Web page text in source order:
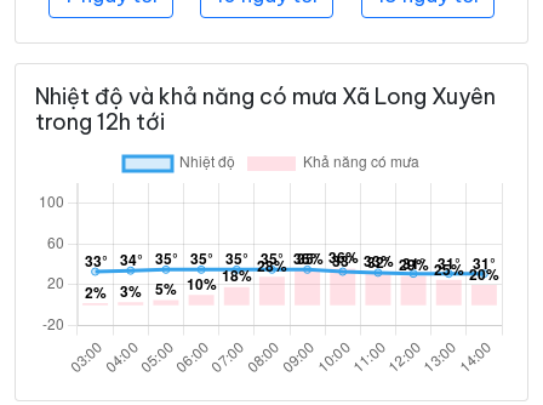
Nhiệt độ và khả năng có mưa Xã Long Xuyên
trong 12h tới